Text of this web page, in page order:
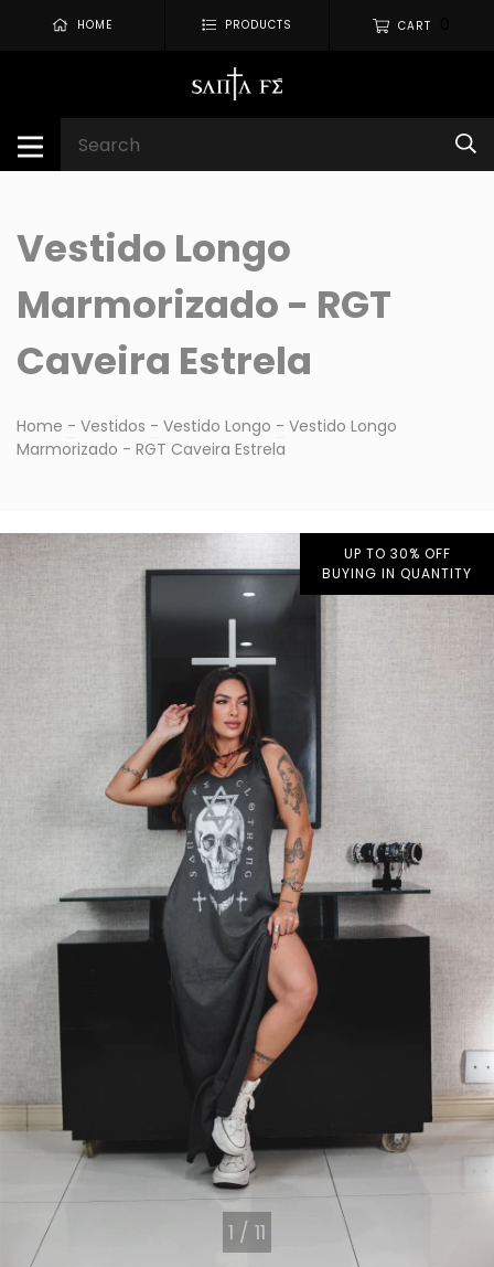
HOME PRODUCTS CART
Vestido Longo
Marmorizado - RGT
Caveira Estrela
Home - Vestidos - Vestido Longo - Vestido Longo
Marmorizado - RGT Caveira Estrela
UP TO 30% OFF
BUYING IN QUANTITY
1 / 11